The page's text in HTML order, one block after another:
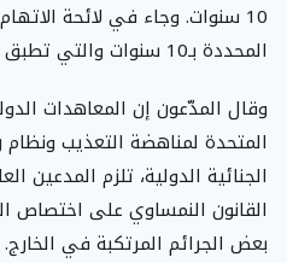
10 سنوات. وجاء في لائحة
المحددة بـ10 سنوات والتي تطبق عادة.
وقال المدّعون إن المعاهدات
المتحدة لمناهضة التعذيب
الجنائية الدولية، تلزم المدعين
القانون النمساوي على اختصاص
بعض الجرائم المرتكبة في الخارج.